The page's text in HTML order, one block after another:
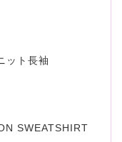
ット長袖
SWEATSHIRT